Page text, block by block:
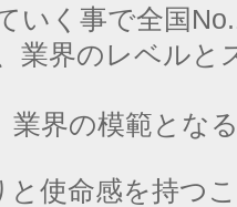
いく事で全国
業界のレベルと
業界の模範とな
と使命感を持つ